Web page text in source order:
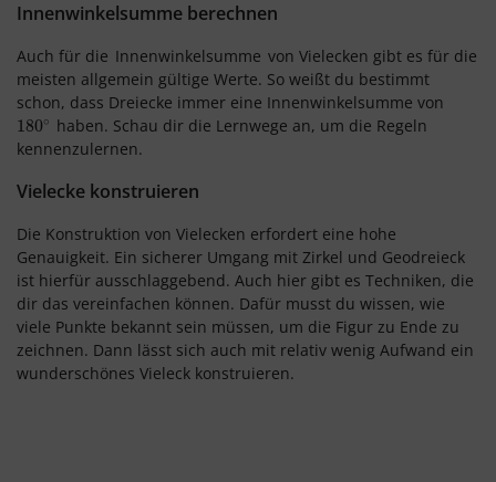
Innenwinkelsumme berechnen
Auch für die Innenwinkelsumme von Vielecken gibt es für die
meisten allgemein gültige Werte. So weißt du bestimmt
schon, dass Dreiecke immer eine Innenwinkelsumme von
180∘
180∘ haben. Schau dir die Lernwege an, um die Regeln
kennenzulernen.
Vielecke konstruieren
Die Konstruktion von Vielecken erfordert eine hohe
Genauigkeit. Ein sicherer Umgang mit Zirkel und Geodreieck
ist hierfür ausschlaggebend. Auch hier gibt es Techniken, die
dir das vereinfachen können. Dafür musst du wissen, wie
viele Punkte bekannt sein müssen, um die Figur zu Ende zu
zeichnen. Dann lässt sich auch mit relativ wenig Aufwand ein
wunderschönes Vieleck konstruieren.